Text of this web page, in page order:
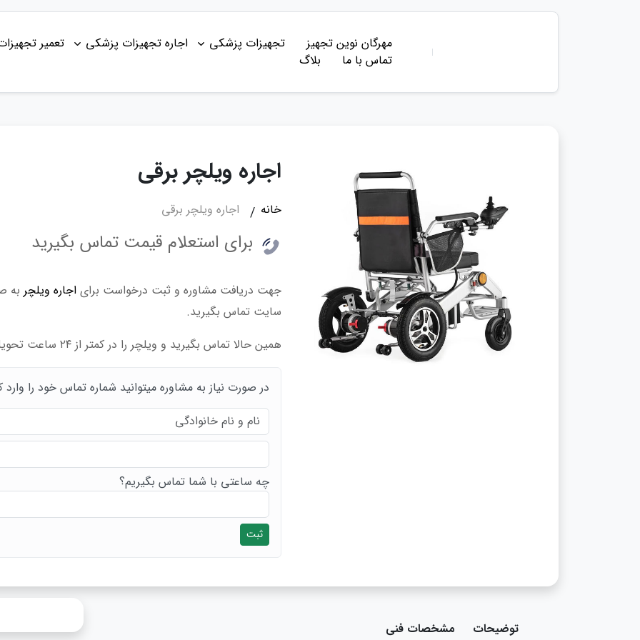
مهرگان نوین تجهیز تجهیزات پزشکی اجاره تجهیزات پزشکی
تعمیر
تماس با ما
بلاگ
اجاره ویلچر برقی
خانه اجاره ویلچر برقی
برای استعلام قیمت تماس بگیرید
جهت دریافت مشاوره و ثبت درخواست برای اجاره ویلچر به
سایت تماس بگیرید.
همین حالا تماس بگیرید و ویلچر را در کمتر از ۲۴ ساعت تحویل بگیرید.
در صورت نیاز به مشاوره میتوانید شماره تماس خود را وارد
چه ساعتی با شما تماس بگیریم؟
ثبت
توضیحات مشخصات فنی